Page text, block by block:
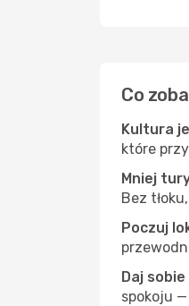
Co
Kultura
które
Mniej
Bez
Poczuj
Daj
spokoju